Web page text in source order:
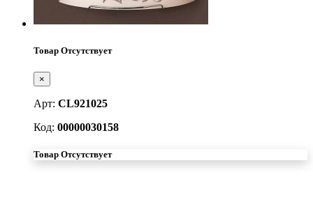
Товар Отсутствует
×
Арт: CL921025
Код: 00000030158
Товар Отсутствует